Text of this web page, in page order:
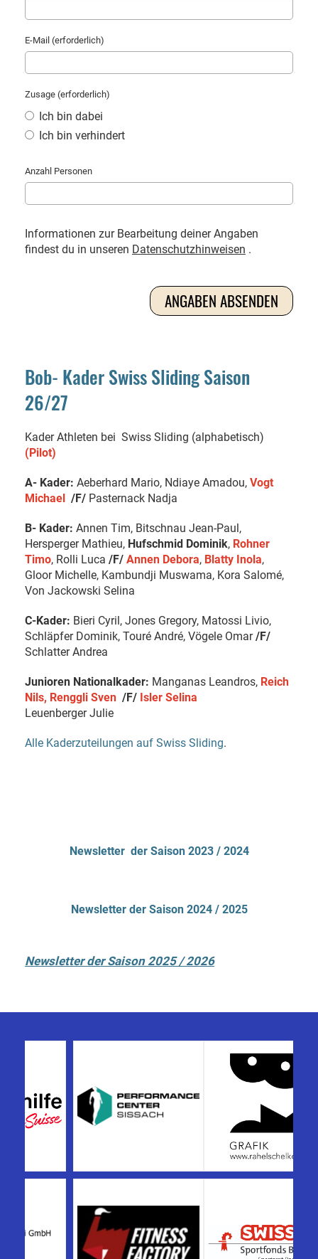
E-Mail (erforderlich)
Zusage (erforderlich)
Ich bin dabei
Ich bin verhindert
Anzahl Personen
Informationen zur Bearbeitung deiner Angaben
findest du in unseren Datenschutzhinweisen .
Bob- Kader Swiss Sliding Saison
26/27
Kader Athleten bei Swiss Sliding (alphabetisch)
(Pilot)
A- Kader: Aeberhard Mario, Ndiaye Amadou, Vogt
Michael /F/ Pasternack Nadja
B- Kader: Annen Tim, Bitschnau Jean-Paul,
Hersperger Mathieu, Hufschmid Dominik, Rohner
Timo, Rolli Luca /F/ Annen Debora, Blatty Inola,
Gloor Michelle, Kambundji Muswama, Kora Salomé,
Von Jackowski Selina
C-Kader: Bieri Cyril, Jones Gregory, Matossi Livio,
Schläpfer Dominik, Touré André, Vögele Omar/F/
Schlatter Andrea
Junioren Nationalkader: Manganas Leandros, Reich
Nils, Renggli Sven /F/ Isler Selina
Leuenberger Julie
Alle Kaderzuteilungen auf Swiss Sliding.
Newsletter der Saison 2023 / 2024
Newsletter der Saison 2024 / 2025
Newsletter der Saison 2025 / 2026